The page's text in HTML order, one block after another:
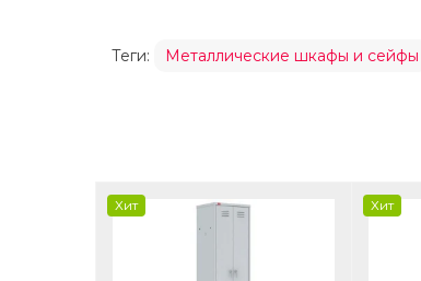
Теги: Металлические шкафы и сейфы
Хит Хит